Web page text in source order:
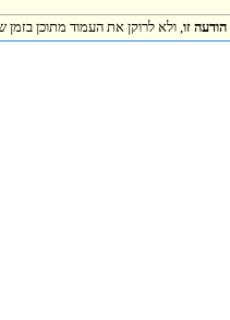
זו, ולא לרוקן את העמוד מתוכן